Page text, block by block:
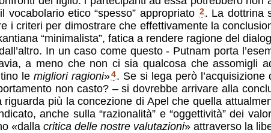
etico “spesso” appropriato 2. La dottrina
i criteri per dimostrare che effettivamente la
“minimalista”, fatica a rendere ragione del
In un caso come questo - Putnam porta
a meno che non ci sia qualcosa che
lemigliori ragioni»4. Se si lega però
non casto? – si dovrebbe arrivare alla
più la concezione di Apel che quella
anche sulla “razionalità” e “oggettività” dei
«dallacritica delle nostre valutazioni» attraverso la